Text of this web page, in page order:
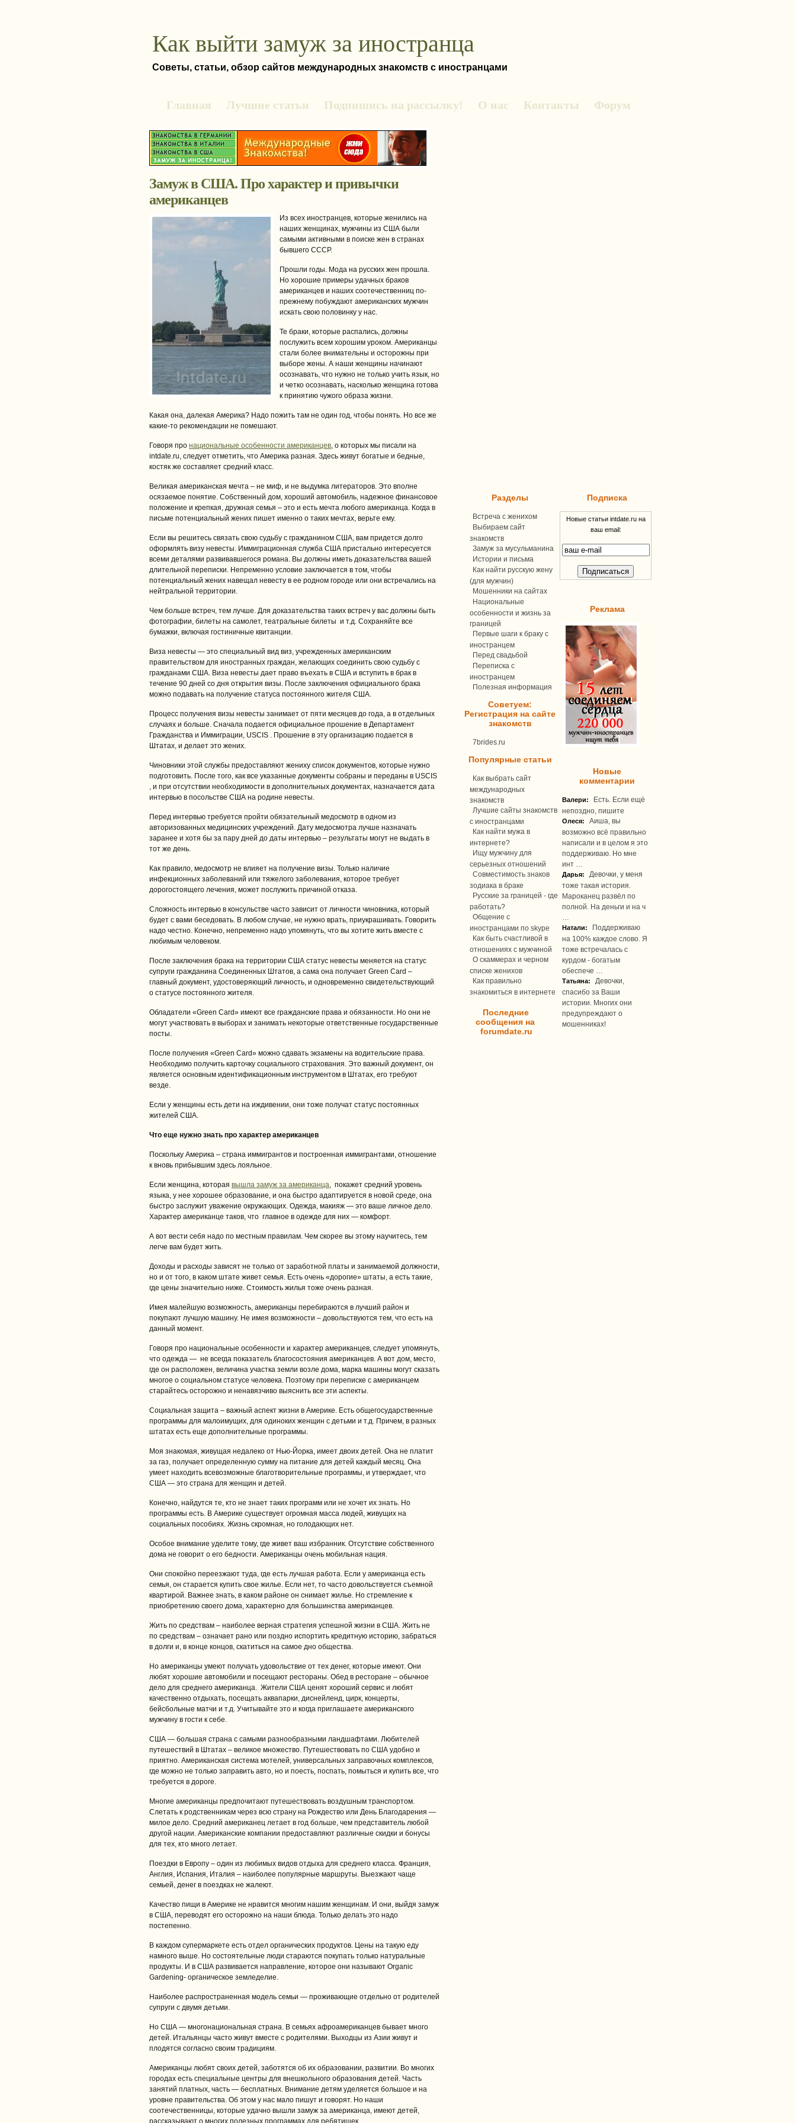
Как выйти замуж за иностранца
Советы, статьи, обзор сайтов международных знакомств с иностранцами
Главная Лучшие статьи Подпишись на рассылку! О нас Контакты Форум
Замуж в США. Про характер и привычки
американцев
Из всех иностранцев, которые женились на
наших женщинах, мужчины из США были
самыми активными в поиске жен в странах
бывшего СССР.
Прошли годы. Мода на русских жен прошла.
Но хорошие примеры удачных браков
американцев и наших соотечественниц по-
прежнему побуждают американских мужчин
искать свою половинку у нас.
Те браки, которые распались, должны
послужить всем хорошим уроком. Американцы
стали более внимательны и осторожны при
выборе жены. А наши женщины начинают
осознавать, что нужно не только учить язык, но
и четко осознавать, насколько женщина готова
к принятию чужого образа жизни.
Какая она, далекая Америка? Надо пожить там не один год, чтобы понять. Но все же
какие-то рекомендации не помешают.
Говоря про национальные особенности американцев, о которых мы писали на
intdate.ru, следует отметить, что Америка разная. Здесь живут богатые и бедные,
костяк же составляет средний класс.
Великая американская мечта – не миф, и не выдумка литераторов. Это вполне
осязаемое понятие. Собственный дом, хороший автомобиль, надежное финансовое
положение и крепкая, дружная семья – это и есть мечта любого американца. Когда в
письме потенциальный жених пишет именно о таких мечтах, верьте ему.
Если вы решитесь связать свою судьбу с гражданином США, вам придется долго
оформлять визу невесты. Иммиграционная служба США пристально интересуется
всеми деталями развивавшегося романа. Вы должны иметь доказательства вашей
длительной переписки. Непременно условие заключается в том, чтобы
потенциальный жених навещал невесту в ее родном городе или они встречались на
нейтральной территории.
Чем больше встреч, тем лучше. Для доказательства таких встреч у вас должны быть
фотографии, билеты на самолет, театральные билеты и т.д. Сохраняйте все
бумажки, включая гостиничные квитанции.
Виза невесты — это специальный вид виз, учрежденных американским
правительством для иностранных граждан, желающих соединить свою судьбу с
гражданами США. Виза невесты дает право въехать в США и вступить в брак в
течение 90 дней со дня открытия визы. После заключения официального брака
можно подавать на получение статуса постоянного жителя США.
Процесс получения визы невесты занимает от пяти месяцев до года, а в отдельных
случаях и больше. Сначала подается официальное прошение в Департамент
Гражданства и Иммиграции, USCIS . Прошение в эту организацию подается в
Штатах, и делает это жених.
Чиновники этой службы предоставляют жениху список документов, которые нужно
подготовить. После того, как все указанные документы собраны и переданы в USCIS
, и при отсутствии необходимости в дополнительных документах, назначается дата
интервью в посольстве США на родине невесты.
Перед интервью требуется пройти обязательный медосмотр в одном из
авторизованных медицинских учреждений. Дату медосмотра лучше назначать
заранее и хотя бы за пару дней до даты интервью – результаты могут не выдать в
тот же день.
Как правило, медосмотр не влияет на получение визы. Только наличие
инфекционных заболеваний или тяжелого заболевания, которое требует
дорогостоящего лечения, может послужить причиной отказа.
Сложность интервью в консульстве часто зависит от личности чиновника, который
будет с вами беседовать. В любом случае, не нужно врать, приукрашивать. Говорить
надо честно. Конечно, непременно надо упомянуть, что вы хотите жить вместе с
любимым человеком.
После заключения брака на территории США статус невесты меняется на статус
супруги гражданина Соединенных Штатов, а сама она получает Green Card –
главный документ, удостоверяющий личность, и одновременно свидетельствующий
о статусе постоянного жителя.
Обладатели «Green Card» имеют все гражданские права и обязанности. Но они не
могут участвовать в выборах и занимать некоторые ответственные государственные
посты.
После получения «Green Card» можно сдавать экзамены на водительские права.
Необходимо получить карточку социального страхования. Это важный документ, он
является основным идентификационным инструментом в Штатах, его требуют
везде.
Если у женщины есть дети на иждивении, они тоже получат статус постоянных
жителей США.
Что еще нужно знать про характер американцев
Поскольку Америка – страна иммигрантов и построенная иммигрантами, отношение
к вновь прибывшим здесь лояльное.
Если женщина, которая вышла замуж за американца, покажет средний уровень
языка, у нее хорошее образование, и она быстро адаптируется в новой среде, она
быстро заслужит уважение окружающих. Одежда, макияж — это ваше личное дело.
Характер американце таков, что главное в одежде для них — комфорт.
А вот вести себя надо по местным правилам. Чем скорее вы этому научитесь, тем
легче вам будет жить.
Доходы и расходы зависят не только от заработной платы и занимаемой должности,
но и от того, в каком штате живет семья. Есть очень «дорогие» штаты, а есть такие,
где цены значительно ниже. Стоимость жилья тоже очень разная.
Имея малейшую возможность, американцы перебираются в лучший район и
покупают лучшую машину. Не имея возможности – довольствуются тем, что есть на
данный момент.
Говоря про национальные особенности и характер американцев, следует упомянуть,
что одежда — не всегда показатель благосостояния американцев. А вот дом, место,
где он расположен, величина участка земли возле дома, марка машины могут сказать
многое о социальном статусе человека. Поэтому при переписке с американцем
старайтесь осторожно и ненавязчиво выяснить все эти аспекты.
Социальная защита – важный аспект жизни в Америке. Есть общегосударственные
программы для малоимущих, для одиноких женщин с детьми и т.д. Причем, в разных
штатах есть еще дополнительные программы.
Моя знакомая, живущая недалеко от Нью-Йорка, имеет двоих детей. Она не платит
за газ, получает определенную сумму на питание для детей каждый месяц. Она
умеет находить всевозможные благотворительные программы, и утверждает, что
США — это страна для женщин и детей.
Конечно, найдутся те, кто не знает таких программ или не хочет их знать. Но
программы есть. В Америке существует огромная масса людей, живущих на
социальных пособиях. Жизнь скромная, но голодающих нет.
Особое внимание уделите тому, где живет ваш избранник. Отсутствие собственного
дома не говорит о его бедности. Американцы очень мобильная нация.
Они спокойно переезжают туда, где есть лучшая работа. Если у американца есть
семья, он старается купить свое жилье. Если нет, то часто довольствуется съемной
квартирой. Важнее знать, в каком районе он снимает жилье. Но стремление к
приобретению своего дома, характерно для большинства американцев.
Жить по средствам – наиболее верная стратегия успешной жизни в США. Жить не
по средствам – означает рано или поздно испортить кредитную историю, забраться
в долги и, в конце концов, скатиться на самое дно общества.
Но американцы умеют получать удовольствие от тех денег, которые имеют. Они
любят хорошие автомобили и посещают рестораны. Обед в ресторане – обычное
дело для среднего американца. Жители США ценят хороший сервис и любят
качественно отдыхать, посещать аквапарки, диснейленд, цирк, концерты,
бейсбольные матчи и т.д. Учитывайте это и когда приглашаете американского
мужчину в гости к себе.
США — большая страна с самыми разнообразными ландшафтами. Любителей
путешествий в Штатах – великое множество. Путешествовать по США удобно и
приятно. Американская система мотелей, универсальных заправочных комплексов,
где можно не только заправить авто, но и поесть, поспать, помыться и купить все, что
требуется в дороге.
Многие американцы предпочитают путешествовать воздушным транспортом.
Слетать к родственникам через всю страну на Рождество или День Благодарения —
милое дело. Средний американец летает в год больше, чем представитель любой
другой нации. Американские компании предоставляют различные скидки и бонусы
для тех, кто много летает.
Поездки в Европу – один из любимых видов отдыха для среднего класса. Франция,
Англия, Испания, Италия – наиболее популярные маршруты. Выезжают чаще
семьей, денег в поездках не жалеют.
Качество пищи в Америке не нравится многим нашим женщинам. И они, выйдя замуж
в США, переводят его осторожно на наши блюда. Только делать это надо
постепенно.
В каждом супермаркете есть отдел органических продуктов. Цены на такую еду
намного выше. Но состоятельные люди стараются покупать только натуральные
продукты. И в США развивается направление, которое они называют Organic
Gardening- органическое земледелие.
Наиболее распространенная модель семьи — проживающие отдельно от родителей
супруги с двумя детьми.
Но США — многонациональная страна. В семьях афроамериканцев бывает много
детей. Итальянцы часто живут вместе с родителями. Выходцы из Азии живут и
плодятся согласно своим традициям.
Американцы любят своих детей, заботятся об их образовании, развитии. Во многих
городах есть специальные центры для внешкольного образования детей. Часть
занятий платных, часть — бесплатных. Внимание детям уделяется большое и на
уровне правительства. Об этом у нас мало пишут и говорят. Но наши
соотечественницы, которые удачно вышли замуж за американца, имеют детей,
рассказывают о многих полезных программах для ребятишек.
Разделы
Встреча с женихом
Выбираем сайт
знакомств
Замуж за мусульманина
Истории и письма
Как найти русскую жену
(для мужчин)
Мошенники на сайтах
Национальные
особенности и жизнь за
границей
Первые шаги к браку с
иностранцем
Перед свадьбой
Переписка c
иностранцем
Полезная информация
Советуем:
Регистрация на сайте
знакомств
7brides.ru
Популярные статьи
Как выбрать сайт
международных
знакомств
Лучшие сайты знакомств
с иностранцами
Как найти мужа в
интернете?
Ищу мужчину для
серьезных отношений
Совместимость знаков
зодиака в браке
Русские за границей - где
работать?
Общение с
иностранцами по skype
Как быть счастливой в
отношениях с мужчиной
О скаммерах и черном
списке женихов
Как правильно
знакомиться в интернете
Последние
сообщения на
forumdate.ru
Подписка
Новые статьи intdate.ru на
ваш email:
Реклама
Новые
комментарии
Валери: Есть. Если ещё
непоздно, пишите
Олеся:
Аиша, вы
возможно всё правильно
написали и в целом я это
поддерживаю. Но мне
инт …
Дарья:
Девочки, у меня
тоже такая история.
Мароканец развёл по
полной. На деньги и на ч
Натали:
Поддерживаю
на 100% каждое слово. Я
тоже встречалась с
курдом - богатым
обеспече …
Татьяна:
Девочки,
спасибо за Ваши
истории. Многих они
предупреждают о
мошенниках!